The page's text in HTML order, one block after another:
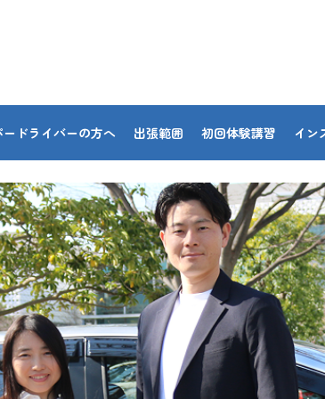
ドライバーの方へ 出張範囲 初回体験講習 イン